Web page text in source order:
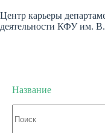
к
сути
Центр карьеры
деятельности КФУ им.
Название
не